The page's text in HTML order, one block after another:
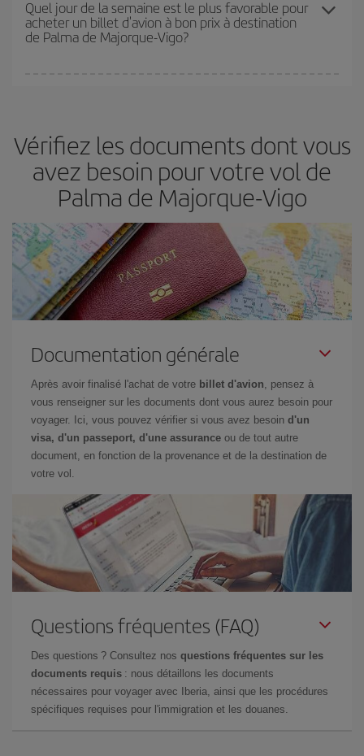
d'acheter le vol le moins cher.
Quel jour de la semaine est le plus favorable pour
acheter un billet d'avion à bon prix à destination
de Palma de Majorque-Vigo?
billets, plus vous bénéficiez de prix économiques. De plus, en
restant flexible sur les dates et les horaires de vol lors de votre
recherche, vous pourrezchoisir le prix le plus économique.
Vérifiez les documents dont vous
avez besoin pour votre vol de
Palma de Majorque-Vigo
Documentation générale
Après avoir finalisé l'achat de votre billet d'avion, pensez à
vous renseigner sur les documents dont vous aurez besoin pour
voyager. Ici, vous pouvez vérifier si vous avez besoin d'un
visa, d'un passeport, d'une assurance ou de tout autre
document, en fonction de la provenance et de la destination de
votre vol.
Questions fréquentes (FAQ)
Des questions ? Consultez nos questions fréquentes sur les
documents requis : nous détaillons les documents
nécessaires pour voyager avec Iberia, ainsi que les procédures
spécifiques requises pour l'immigration et les douanes.